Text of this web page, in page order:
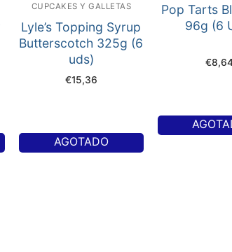
CUPCAKES Y GALLETAS
Lyle’s Topping Syrup
Butterscotch 325g (6
uds)
€15,36
AGOTADO
Pop Tarts
96g (6
€